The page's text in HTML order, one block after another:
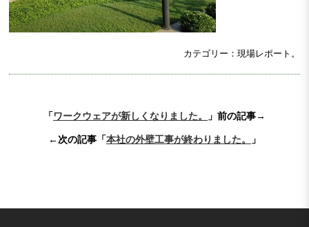
カテゴリー：現場レポート。
「ワークウェアが新しくなりました。 」前の記事→
←次の記事「本社の外壁工事が終わりました。 」